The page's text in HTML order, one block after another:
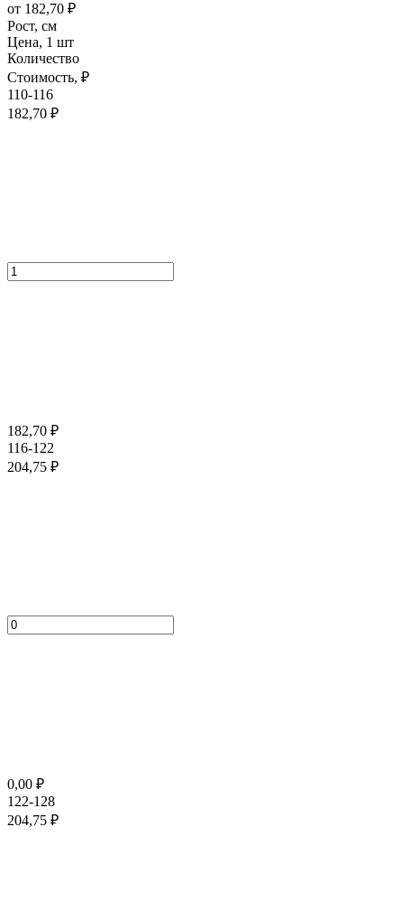
от 182,70 ₽
Рост, см
Цена, 1 шт
Количество
Стоимость, ₽
110-116
182,70 ₽
182,70 ₽
116-122
204,75 ₽
0,00 ₽
122-128
204,75 ₽